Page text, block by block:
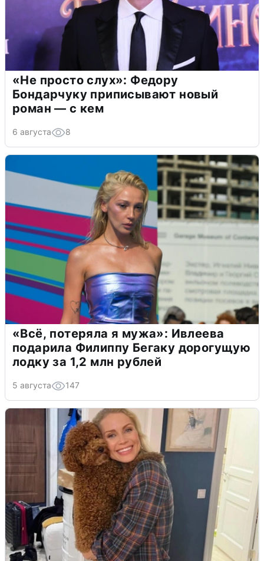
«Не просто слух»: Федору
Бондарчуку приписывают новый
роман — с кем
6 августа 8
«Всё, потеряла я мужа»: Ивлеева
подарила Филиппу Бегаку дорогущую
лодку за 1,2 млн рублей
5 августа 147